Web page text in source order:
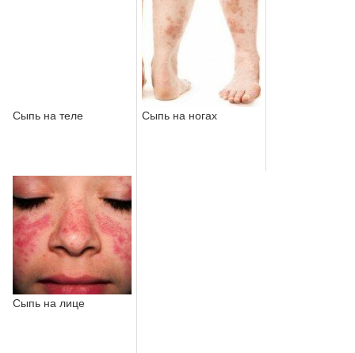
Сыпь на теле Сыпь на ногах
Сыпь на лице